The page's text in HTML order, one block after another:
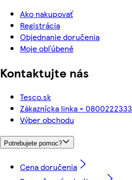
Ako nakupovať
Registrácia
Objednanie doručenia
Moje obľúbené
Kontaktujte nás
Tesco.sk
Zákaznícka linka - 0800222333
Výber obchodu
Potrebujete pomoc?
Cena doručenia